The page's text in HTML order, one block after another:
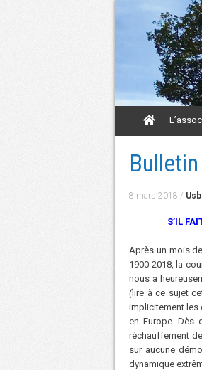
8 mars 2018 /
S’IL
Après un mois
1900-2018, la
nous a
(lire à ce sujet
implicitement les
en Europe. Dès
réchauffement
sur aucune
dynamique